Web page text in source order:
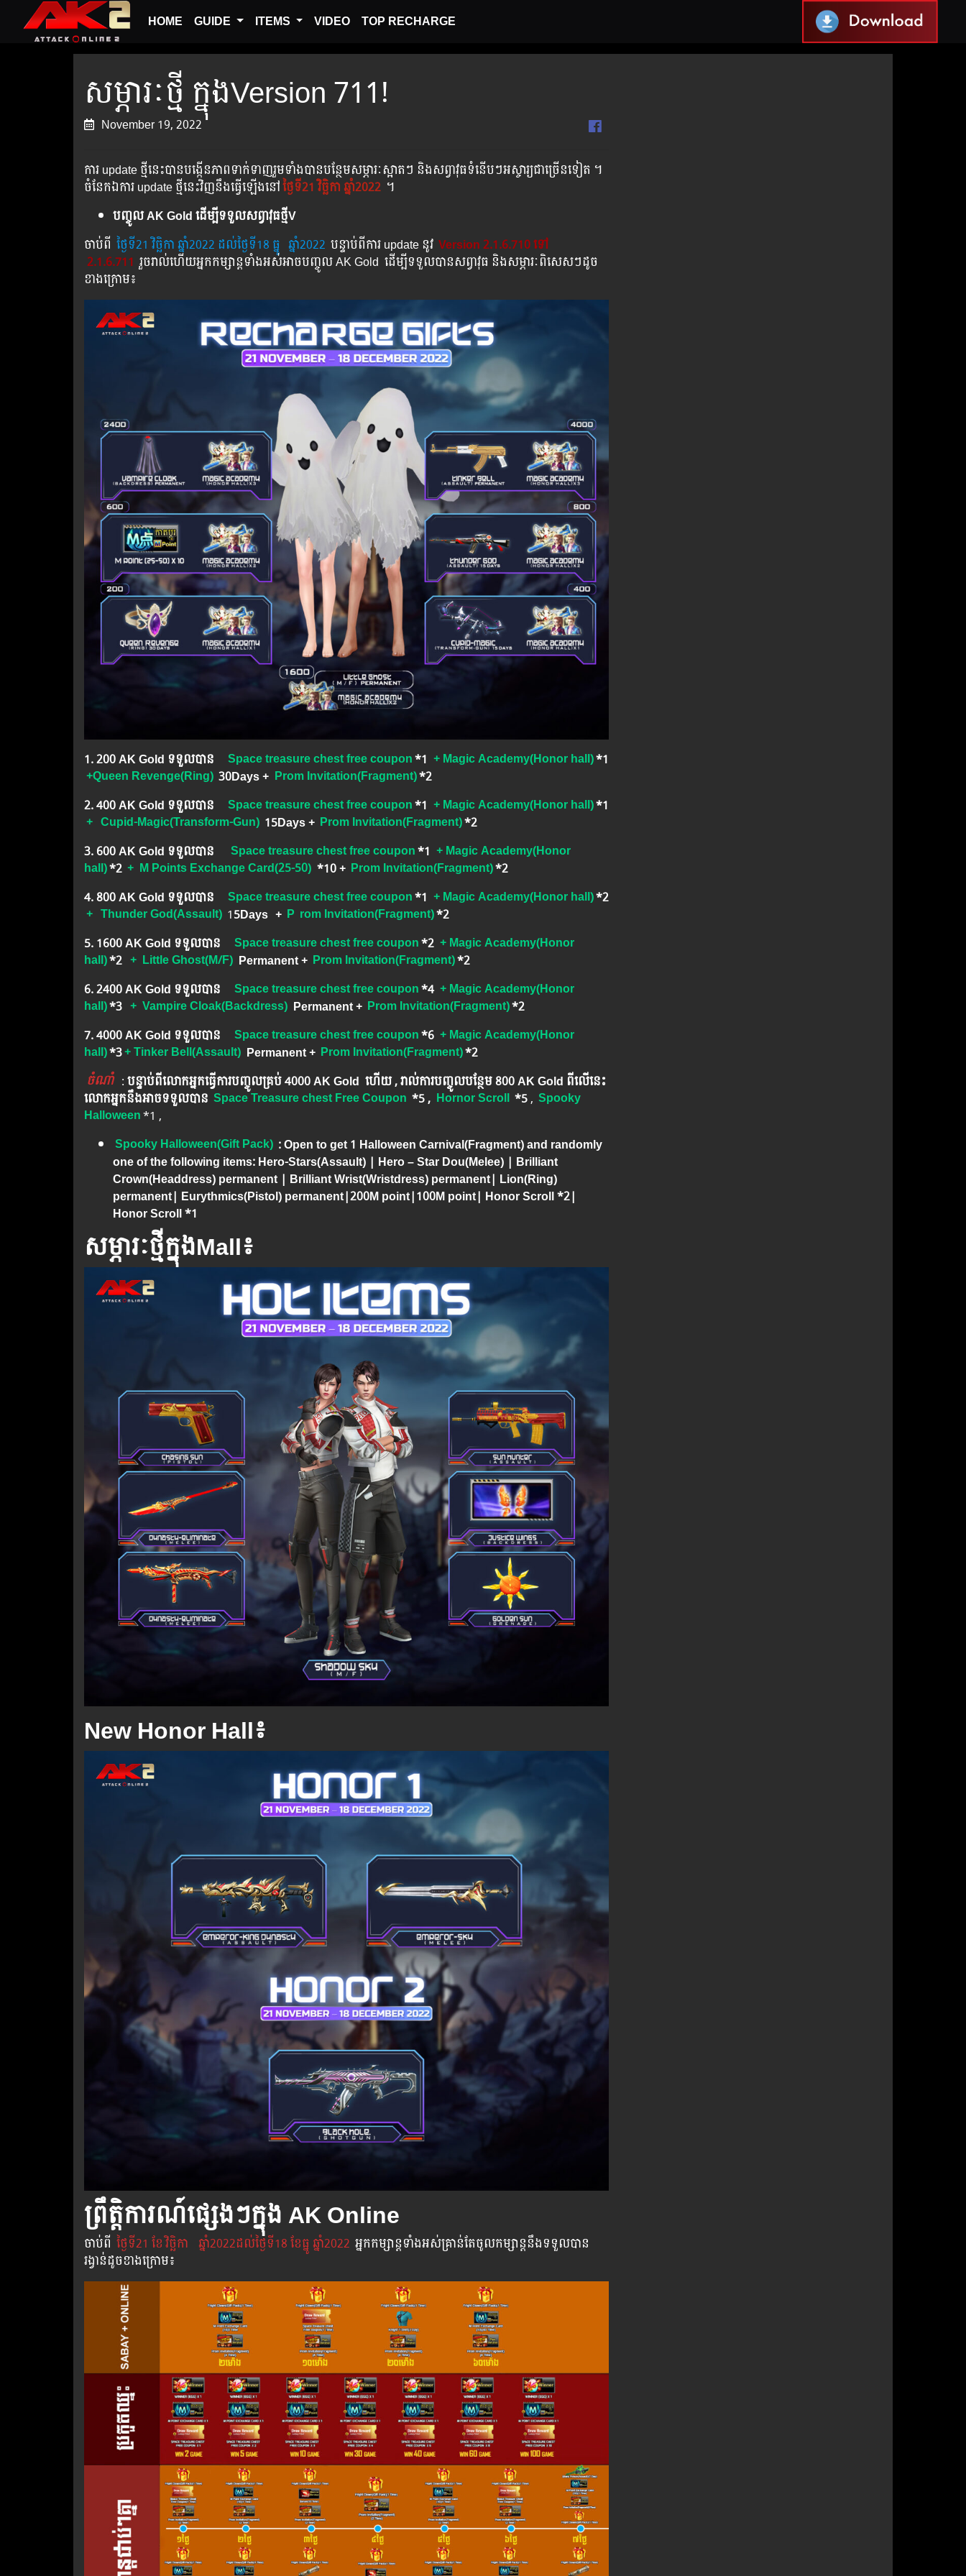
HOME GUIDE ITEMS VIDEO TOP RECHARGE
សម្ភារៈថ្មី ក្នុងVersion 711!
November 19, 2022
ការ update ថ្មីនេះបានបង្កើនភាពទាក់ទាញរួមទាំងបានបន្ថែមសម្ភារៈស្អាតៗ និងសព្វាវុធទំនើបៗអស្ចារ្យជាច្រើនទៀត ។
ចំនែកឯការ update ថ្មីនេះវិញនឹងធ្វើឡើងនៅថ្ងៃទី21 វិច្ឆិកា ឆ្នាំ2022 ។
បញ្ចូល AK Gold ដើម្បីទទួលសព្វាវុធថ្មីV
ចាប់ពី ​​ ថ្ងៃ​ទី21 វិច្ឆិកា​​ ឆ្នាំ2022 ដល់​ថ្ងៃ​ទី18 ធ្នូ ឆ្នាំ2022 បន្ទាប់​​ពី​​ការ ​update ​នូវ ​ Version 2.1.6.710 ទៅ​
2.1.6.711 រួច​​រាល់​​ហើយ​​អ្នក​​កម្សាន្ដ​​ទាំង​​អស់​​អាច​​បញ្ចូល​ AK Gold ​​ ​ដើម្បី​​ទទួល​​បាន​សព្វាវុធ​ និង​​សម្ភារៈ​ពិសេស​ៗ​ដូច​
ខាង​ក្រោម៖​
1.​ 200 AK Gold ទទួលបាន Space treasure chest free coupon*1 + Magic Academy(Honor hall)*1
+Queen Revenge(Ring) ​30Days​​+ Prom Invitation(Fragment)*2
2.​ 400 AK Gold ទទួលបាន
Space treasure chest free coupon*1 + Magic Academy(Honor hall)*1
+ Cupid-Magic(Transform-Gun) 15Days+ Prom Invitation(Fragment)*2
3.​ 600 AK Gold ទទួលបាន
Space treasure chest free coupon*1 + Magic Academy(Honor
hall)*2 + M Points Exchange Card(25-50) *10+ Prom Invitation(Fragment)*2
4.​ 800 AK Gold ទទួលបាន
Space treasure chest free coupon*1 + Magic Academy(Honor hall)*2
+ Thunder God(Assault) 15Days + P rom Invitation(Fragment)*2
5.​ 1600 AK Gold ទទួលបាន
Space treasure chest free coupon*2 + Magic Academy(Honor
hall)*2 + Little Ghost(M/F) Permanent + Prom Invitation(Fragment)*2
6. ​2400 AK Gold ទទួលបាន
Space treasure chest free coupon*4 + Magic Academy(Honor
hall)*3 + Vampire Cloak(Backdress) Permanent+ Prom Invitation(Fragment)*2
7. 4000 AK Gold ទទួលបាន
Space treasure chest free coupon*6 + Magic Academy(Honor
hall)*3+ Tinker Bell(Assault) Permanent+ Prom Invitation(Fragment)*2
ចំណាំ ​​​ :បន្ទាប់ពីលោកអ្នក​ធ្វើការបញ្ចូលគ្រប់ 4000​ AK Gold​ ហើយ , រាល់ការបញ្ចូលបន្ថែម 800 AK​ Gold​​ ពីលើនេះ
លោកអ្នកនឹងអាចទទួលបាន​ Space Treasure chest Free Coupon *5 , Hornor Scroll *5​​ , Spooky
Halloween*1 ,
Spooky Halloween(Gift Pack) : Open to get 1 Halloween Carnival(Fragment) and randomly
one of the following items: Hero-Stars(Assault) | Hero – Star Dou(Melee) | Brilliant
Crown(Headdress) permanent | Brilliant Wrist(Wristdress) permanent| Lion(Ring)
permanent| Eurythmics(Pistol) permanent|200M point|100M point| Honor Scroll *2|
Honor Scroll *1
សម្ភារៈថ្មីក្នុងMall៖
New Honor Hall៖
ព្រឹត្តិការណ៍ផ្សេងៗក្នុង AK Online
ចាប់​ពី​ ថ្ងៃ​ទី21 ខែវិច្ឆិកា ឆ្នាំ2022ដល់​ថ្ងៃ​ទី18 ខែធ្នូ​ ឆ្នាំ2022 អ្នក​កម្សាន្ដ​ទាំងអស់​គ្រាន់​តែ​ចូល​កម្សាន្ដ​នឹង​ទទួល​បាន​
រង្វាន់​ដូចខាងក្រោម​៖